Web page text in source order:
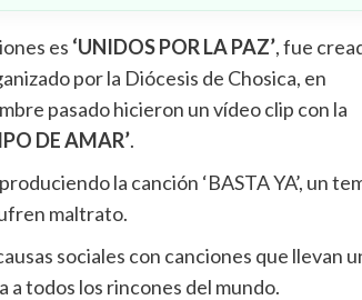
es ‘UNIDOS POR LA PAZ’, fue
por la Diócesis de Chosica, en
pasado hicieron un vídeo clip con la
DE AMAR’.
la canción ‘BASTA YA’, un
maltrato.
sociales con canciones que llevan
a todos los rincones del mundo.